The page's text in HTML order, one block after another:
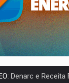
Denarc e Receita Federal